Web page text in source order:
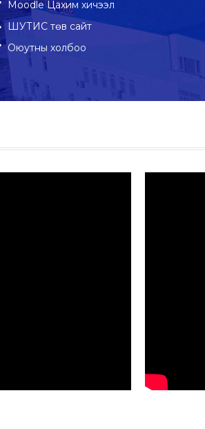
Moodle Цахим хичээл
ШУТИС төв сайт
Оюутны холбоо